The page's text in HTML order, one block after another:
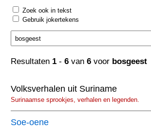
Zoek ook in tekst
Gebruik jokertekens
Resultaten 1 -6 van6 voor bosgeest
Volksverhalen uit Suriname
Surinaamse sprookjes, verhalen en legenden.
Soe-oene